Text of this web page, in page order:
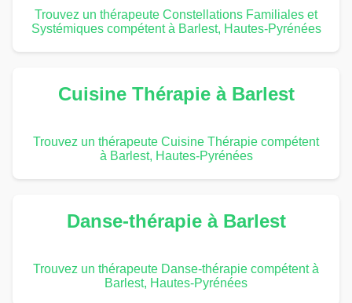
Trouvez un thérapeute Constellations Familiales et
Systémiques compétent à Barlest, Hautes-Pyrénées
Cuisine Thérapie à Barlest
Trouvez un thérapeute Cuisine Thérapie compétent
à Barlest, Hautes-Pyrénées
Danse-thérapie à Barlest
Trouvez un thérapeute Danse-thérapie compétent à
Barlest, Hautes-Pyrénées